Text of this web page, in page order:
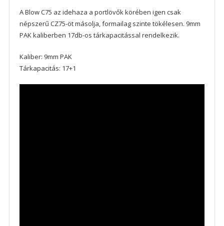
A Blow C75 az idehaza a portlövők körében igen csak
népszerű CZ75-öt másolja, formailag szinte tökélesen. 9mm
PAK kaliberben 17db-os tárkapacitással rendelkezik.
Kaliber: 9mm PAK
Tárkapacitás: 17+1